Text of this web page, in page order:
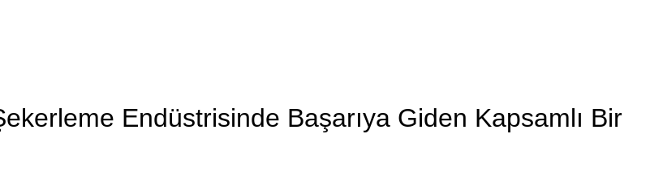
Endüstrisinde Başarıya Giden Kapsamlı Bir